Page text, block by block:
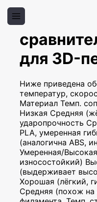
для 3D-
Ниже приведена
температур,
Материал Темп.
Низкая Средняя
ударопрочность
PLA, умеренная
(аналогична ABS,
Умеренная/
износостойкий)
(выдерживает
Хорошая (лёгкий,
Средняя (похож на